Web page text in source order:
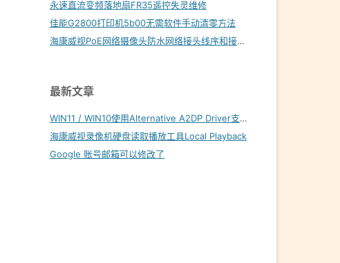
永速直流变频落地扇FR35遥控失灵维修
佳能G2800打印机5b00无需软件手动清零方法
海康威视PoE网络摄像头防水网络接头线序和接线方法
最新文章
WIN11 / WIN10使用Alternative A2DP Driver支持LDAC
海康威视录像机硬盘读取播放工具Local Playback
Google 账号邮箱可以修改了